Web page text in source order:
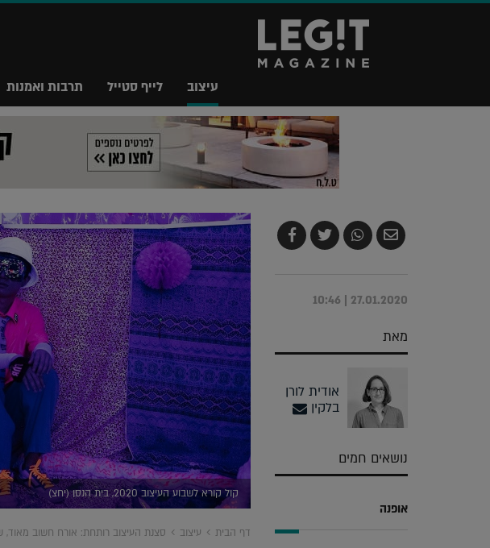
עיצוב לייף סטייל תרבות ואמנות
קול קורא לשבוע העיצוב 2020, בית הנסן (יחצ)
דף הבית עיצוב סצנת העיצוב רותחת: אורח חשוב מאוד,
שלח
בדואר
שתף
ב-
צייץ
ב-
שתף
ב-
Facebook
27.01.2020 | 10:46
מאת
אודית לורן
בלקין
נושאים חמים
אופנה